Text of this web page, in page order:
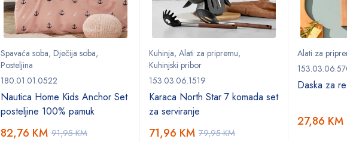
Spavaća soba, Dječija soba,
Posteljina
180.01.01.0522
Nautica Home Kids Anchor Set
posteljine 100% pamuk
91,95KM
82,76 KM
Kuhinja, Alati za pripremu,
Kuhinjski pribor
153.03.06.1519
Karaca North Star 7 komada set
za serviranje
79,95KM
71,96 KM
Alati za
Daska za
27,86 KM